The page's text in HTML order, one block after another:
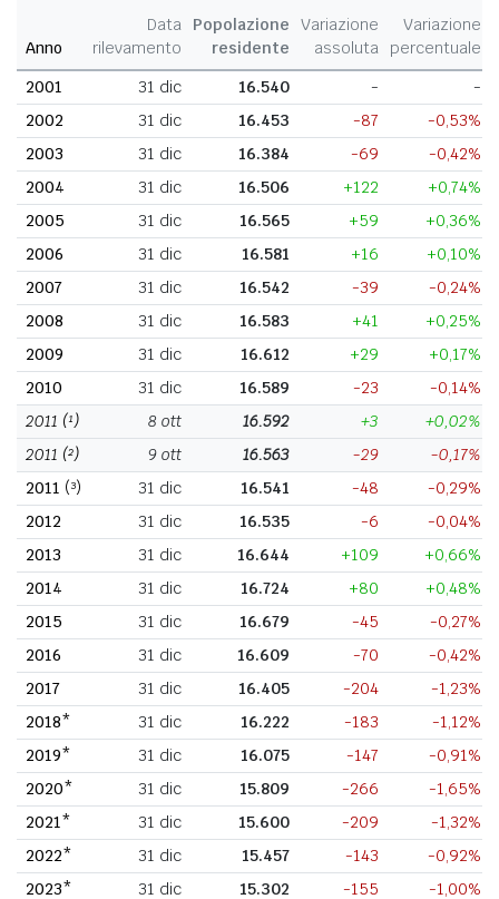
Anno
Data
rilevamento
Popolazione
residente
Variazione
assoluta
Variazione
percentuale
2001
31 dic 16.540 -
-
2002
31 dic 16.453 -87
-0,53%
2003
31 dic 16.384 -69
-0,42%
2004
31 dic 16.506 +122
+0,74%
2005
31 dic 16.565 +59
+0,36%
2006
31 dic 16.581 +16
+0,10%
2007
31 dic 16.542 -39
-0,24%
2008
31 dic 16.583 +41
+0,25%
2009
31 dic 16.612 +29
+0,17%
2010
31 dic 16.589 -23
-0,14%
2011 (¹) 8 ott 16.592 +3
+0,02%
2011 (²) 9 ott 16.563 -29
-0,17%
2011 (³) 31 dic 16.541 -48
-0,29%
2012
31 dic 16.535 -6
-0,04%
2013
31 dic 16.644 +109
+0,66%
2014
31 dic 16.724 +80
+0,48%
2015
31 dic 16.679 -45
-0,27%
2016
31 dic 16.609 -70
-0,42%
2017
31 dic 16.405 -204
-1,23%
2018*
31 dic 16.222 -183
-1,12%
2019*
31 dic 16.075 -147 -0,91%
2020*
31 dic 15.809 -266
-1,65%
2021*
31 dic 15.600 -209
-1,32%
2022*
31 dic 15.457 -143
-0,92%
2023*
31 dic 15.302 -155
-1,00%